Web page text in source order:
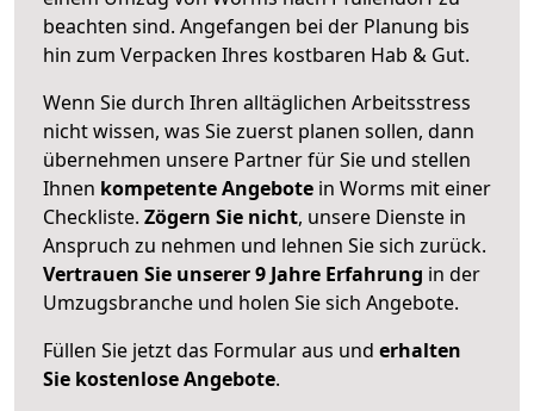
beachten sind. Angefangen bei der Planung bis
hin zum Verpacken Ihres kostbaren Hab & Gut.
Wenn Sie durch Ihren alltäglichen Arbeitsstress
nicht wissen, was Sie zuerst planen sollen, dann
übernehmen unsere Partner für Sie und stellen
Ihnen kompetente Angebote in Worms mit einer
Checkliste. Zögern Sie nicht, unsere Dienste in
Anspruch zu nehmen und lehnen Sie sich zurück.
Vertrauen Sie unserer 9 Jahre Erfahrung in der
Umzugsbranche und holen Sie sich Angebote.
Füllen Sie jetzt das Formular aus und erhalten
Sie kostenlose Angebote.